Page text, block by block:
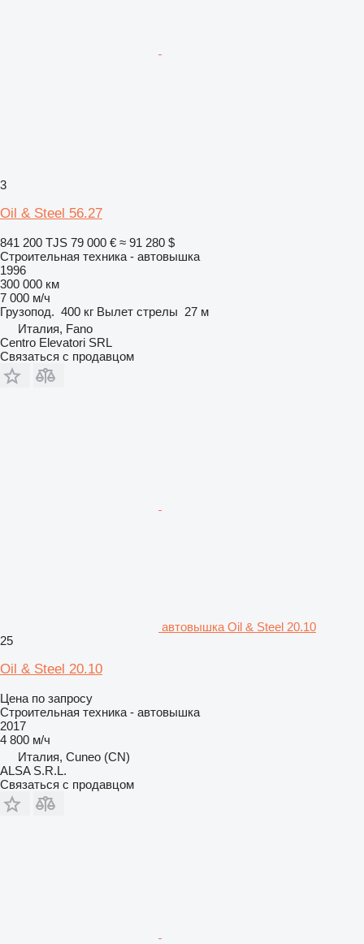
3
Oil & Steel 56.27
841 200 TJS 79 000 € ≈ 91 280 $
Строительная техника - автовышка
1996
300 000 км
7 000 м/ч
Грузопод. 400 кг Вылет стрелы 27 м
Италия, Fano
Centro Elevatori SRL
Связаться с продавцом
автовышка Oil & Steel 20.10
25
Oil & Steel 20.10
Цена по запросу
Строительная техника - автовышка
2017
4 800 м/ч
Италия, Cuneo (CN)
ALSA S.R.L.
Связаться с продавцом